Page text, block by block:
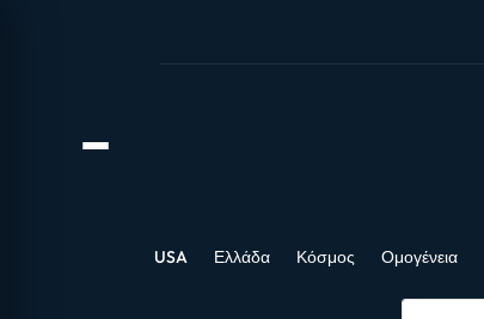
USA Ελλάδα Κόσμος Ομογένεια